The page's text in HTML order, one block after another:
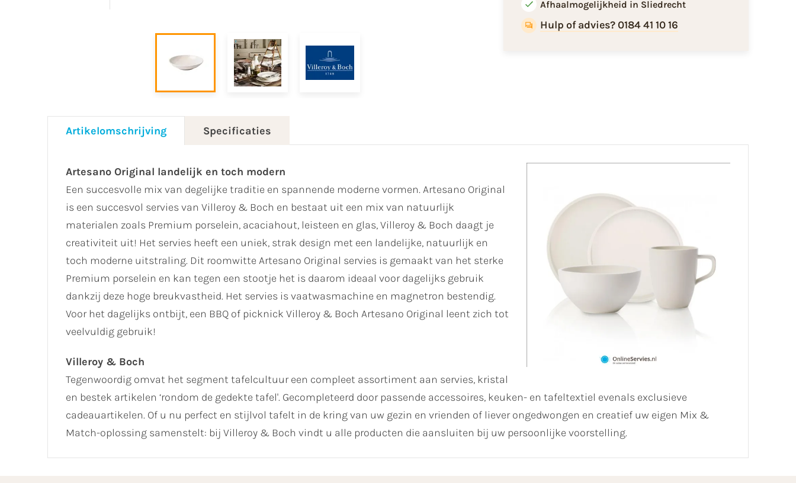
Afhaalmogelijkheid in Sliedrecht
Hulp of advies? 0184 41 10 16
Artikelomschrijving Specificaties
Artesano Original landelijk en toch modern
Een succesvolle mix van degelijke traditie en spannende moderne vormen. Artesano Original
is een succesvol servies van Villeroy & Boch en bestaat uit een mix van natuurlijk
materialen zoals Premium porselein, acaciahout, leisteen en glas, Villeroy & Boch daagt je
creativiteit uit! Het servies heeft een uniek, strak design met een landelijke, natuurlijk en
toch moderne uitstraling. Dit roomwitte Artesano Original servies is gemaakt van het sterke
Premium porselein en kan tegen een stootje het is daarom ideaal voor dagelijks gebruik
dankzij deze hoge breukvastheid. Het servies is vaatwasmachine en magnetron bestendig.
Voor het dagelijks ontbijt, een BBQ of picknick Villeroy & Boch Artesano Original leent zich tot
veelvuldig gebruik!
Villeroy & Boch
Tegenwoordig omvat het segment tafelcultuur een compleet assortiment aan servies, kristal
en bestek artikelen ‘rondom de gedekte tafel'. Gecompleteerd door passende accessoires, keuken- en tafeltextiel evenals exclusieve
cadeauartikelen. Of u nu perfect en stijlvol tafelt in de kring van uw gezin en vrienden of liever ongedwongen en creatief uw eigen Mix &
Match-oplossing samenstelt: bij Villeroy & Boch vindt u alle producten die aansluiten bij uw persoonlijke voorstelling.